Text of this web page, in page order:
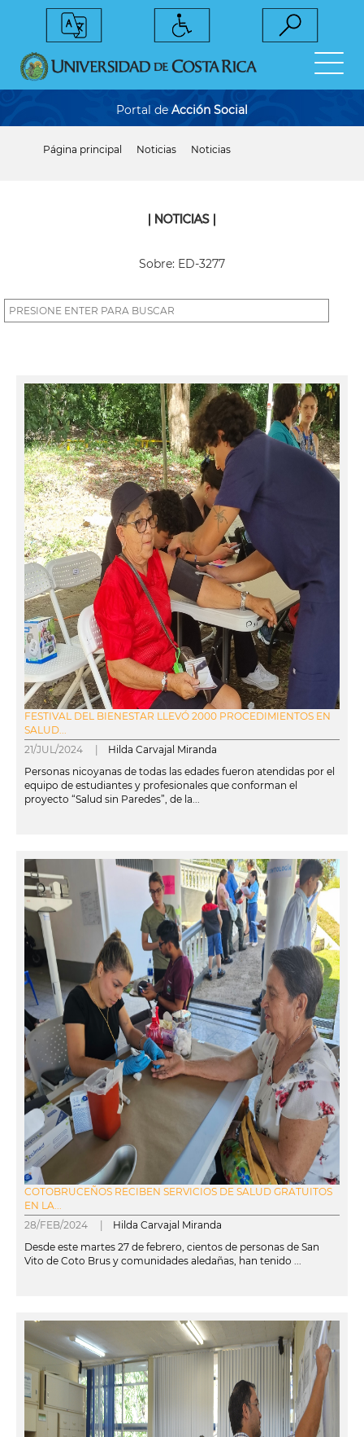
Portal de Acción Social
Página principal Noticias Noticias
| NOTICIAS |
Sobre: ED-3277
FESTIVAL DEL BIENESTAR LLEVÓ 2000 PROCEDIMIENTOS EN
SALUD...
21/JUL/2024 | Hilda Carvajal Miranda
Personas nicoyanas de todas las edades fueron atendidas por el
equipo de estudiantes y profesionales que conforman el
proyecto “Salud sin Paredes”, de la...
COTOBRUCEÑOS RECIBEN SERVICIOS DE SALUD GRATUITOS
EN LA...
28/FEB/2024 | Hilda Carvajal Miranda
Desde este martes 27 de febrero, cientos de personas de San
Vito de Coto Brus y comunidades aledañas, han tenido ...